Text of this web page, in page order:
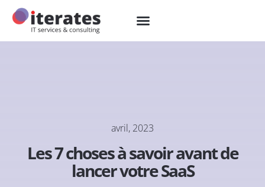
avril, 2023
Les 7 choses à savoir avant de
lancer votre SaaS